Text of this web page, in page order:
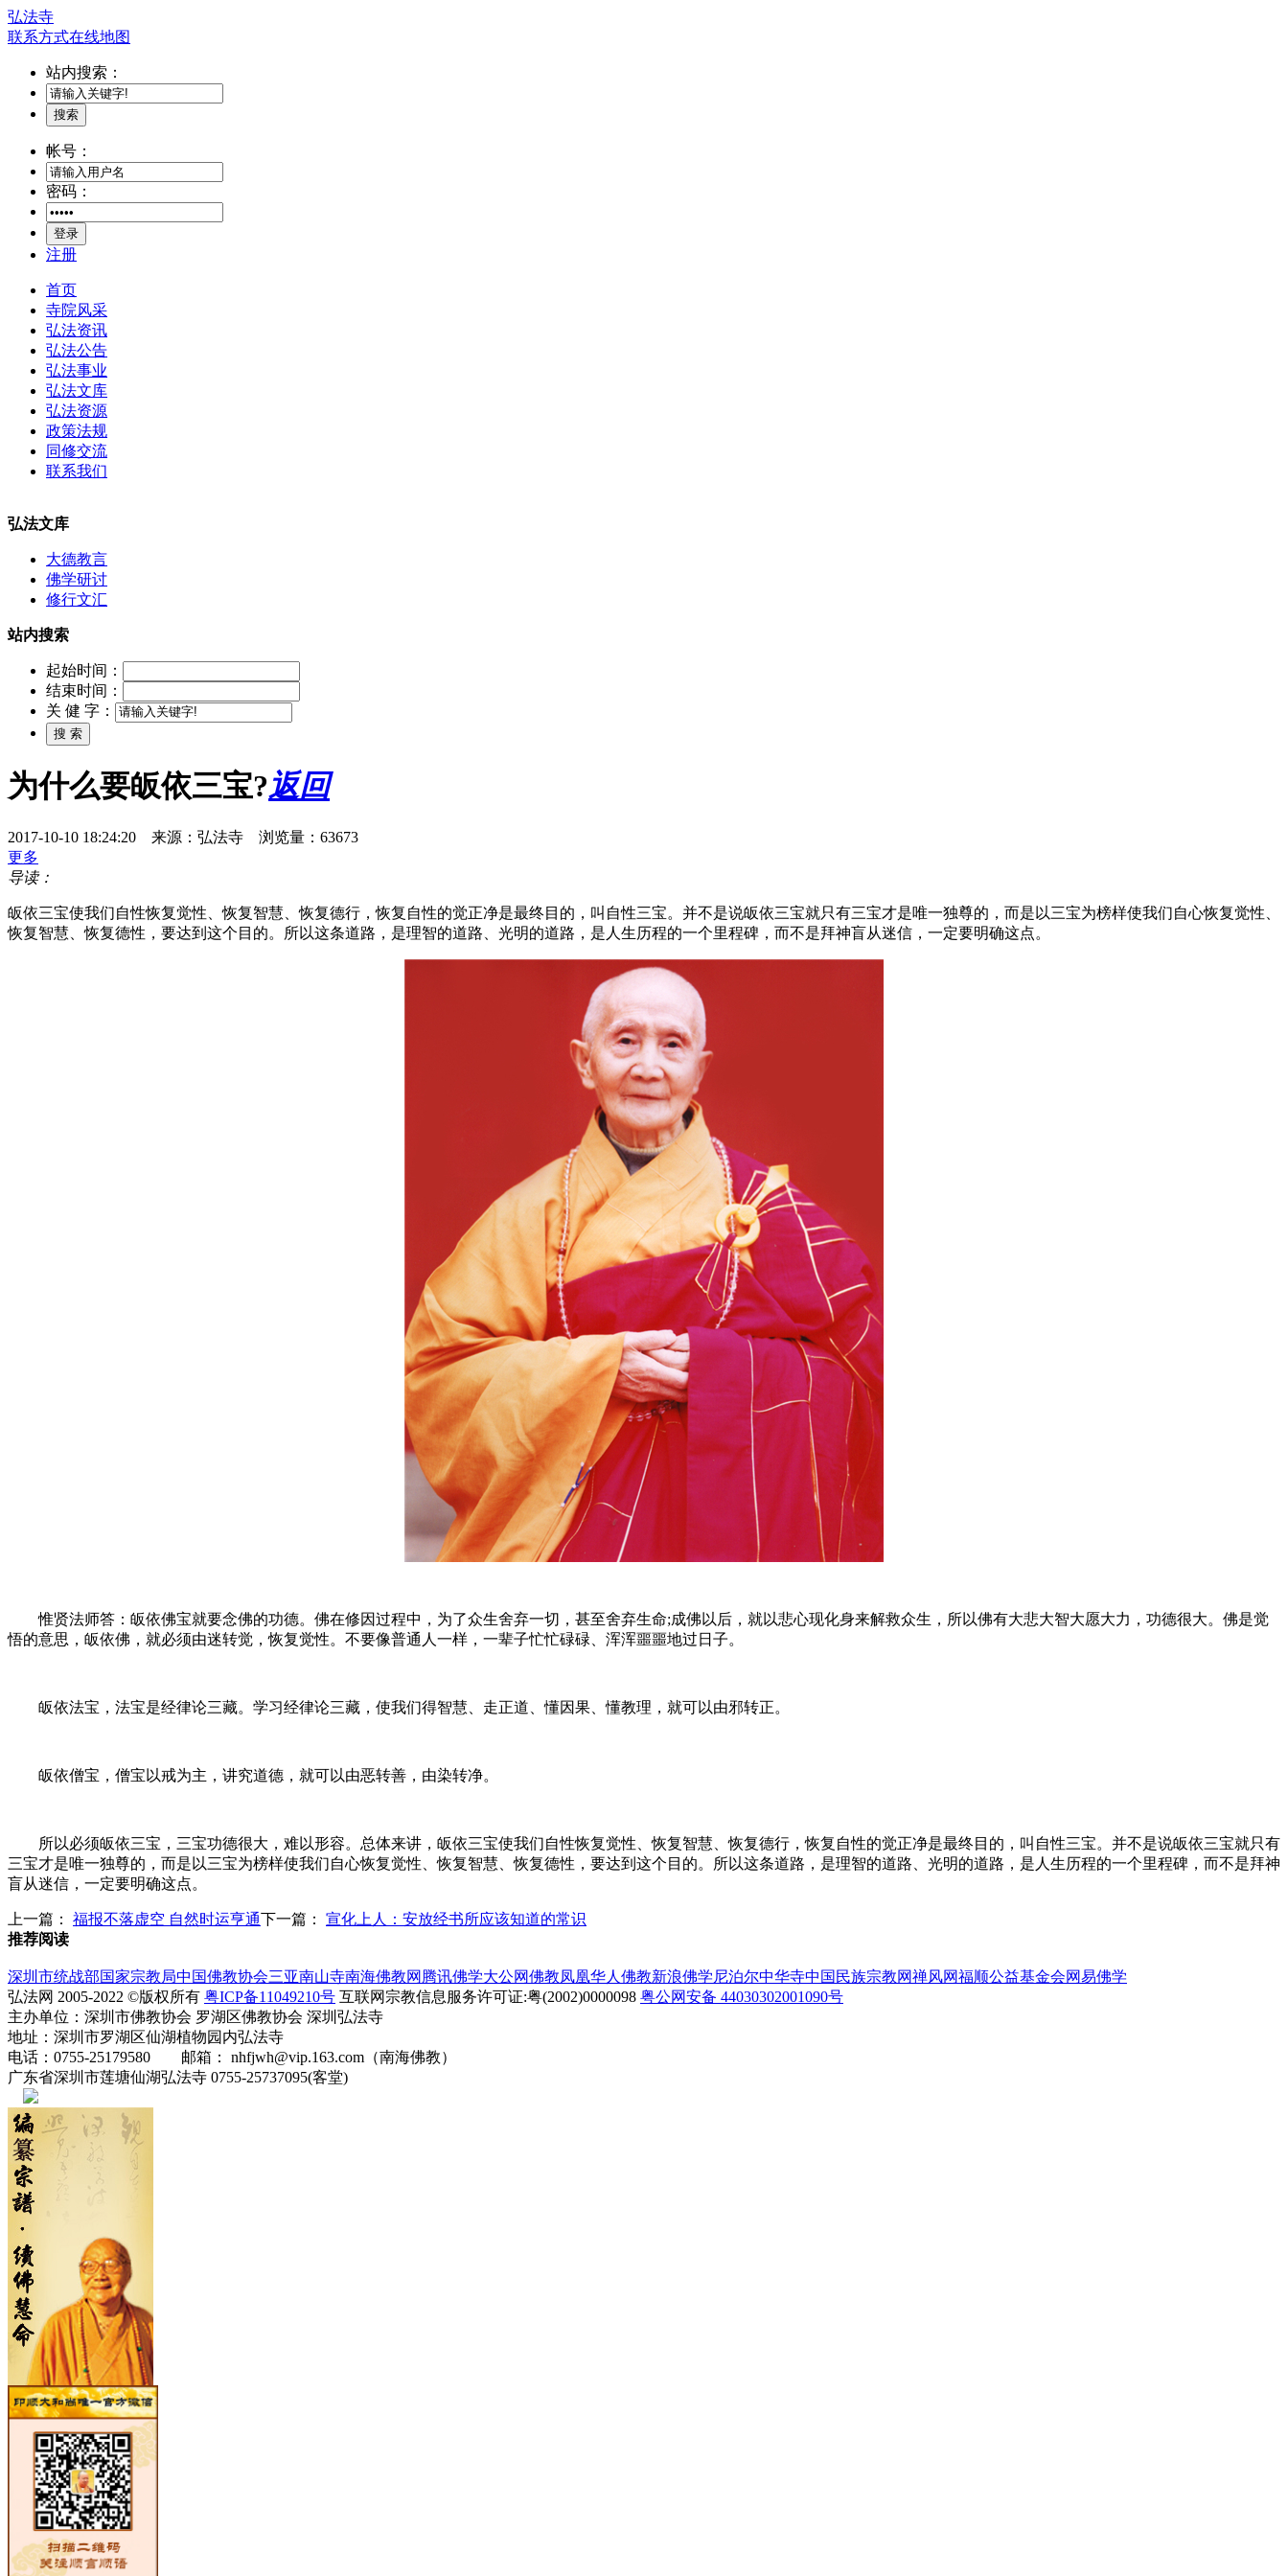
弘法寺
联系方式在线地图
站内搜索：
搜索
帐号：
密码：
登录
注册
首页
寺院风采
弘法资讯
弘法公告
弘法事业
弘法文库
弘法资源
政策法规
同修交流
联系我们
弘法文库
大德教言
佛学研讨
修行文汇
站内搜索
起始时间：
结束时间：
关 健 字：
为什么要皈依三宝?返回
2017-10-10 18:24:20 来源：弘法寺 浏览量：63673
更多
导读：
皈依三宝使我们自性恢复觉性、恢复智慧、恢复德行，恢复自性的觉正净是最终目的，叫自性三宝。并不是说皈依三宝就只有三宝才是唯一独尊的，而是以三宝为榜样使我们自心恢复觉性、
恢复智慧、恢复德性，要达到这个目的。所以这条道路，是理智的道路、光明的道路，是人生历程的一个里程碑，而不是拜神盲从迷信，一定要明确这点。
惟贤法师答：皈依佛宝就要念佛的功德。佛在修因过程中，为了众生舍弃一切，甚至舍弃生命;成佛以后，就以悲心现化身来解救众生，所以佛有大悲大智大愿大力，功德很大。佛是觉
悟的意思，皈依佛，就必须由迷转觉，恢复觉性。不要像普通人一样，一辈子忙忙碌碌、浑浑噩噩地过日子。
皈依法宝，法宝是经律论三藏。学习经律论三藏，使我们得智慧、走正道、懂因果、懂教理，就可以由邪转正。
皈依僧宝，僧宝以戒为主，讲究道德，就可以由恶转善，由染转净。
所以必须皈依三宝，三宝功德很大，难以形容。总体来讲，皈依三宝使我们自性恢复觉性、恢复智慧、恢复德行，恢复自性的觉正净是最终目的，叫自性三宝。并不是说皈依三宝就只有
三宝才是唯一独尊的，而是以三宝为榜样使我们自心恢复觉性、恢复智慧、恢复德性，要达到这个目的。所以这条道路，是理智的道路、光明的道路，是人生历程的一个里程碑，而不是拜神
盲从迷信，一定要明确这点。
上一篇： 福报不落虚空 自然时运亨通下一篇： 宣化上人：安放经书所应该知道的常识
推荐阅读
深圳市统战部国家宗教局中国佛教协会三亚南山寺南海佛教网 腾讯佛学大公网佛教凤凰华人佛教新浪佛学尼泊尔中华寺中国民族宗教网禅风网福顺公益基金会网易佛学
弘法网 2005-2022 ©版权所有 粤ICP备11049210号 互联网宗教信息服务许可证:粤(2002)0000098 粤公网安备 44030302001090号
主办单位：深圳市佛教协会 罗湖区佛教协会 深圳弘法寺
地址：深圳市罗湖区仙湖植物园内弘法寺
电话：0755-25179580 邮箱： nhfjwh@vip.163.com（南海佛教）
广东省深圳市莲塘仙湖弘法寺 0755-25737095(客堂)